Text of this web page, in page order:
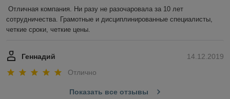
Отличная компания. Ни разу не разочаровала за 10 лет
сотрудничества. Грамотные и дисциплинированные специалисты,
четкие сроки, четкие цены.
14.12.2019
Геннадий
Отлично
Показать все отзывы